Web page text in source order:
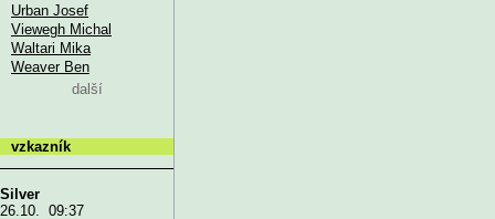
Urban Josef
Viewegh Michal
Waltari Mika
Weaver Ben
další
vzkazník
Silver
26.10. 09:37